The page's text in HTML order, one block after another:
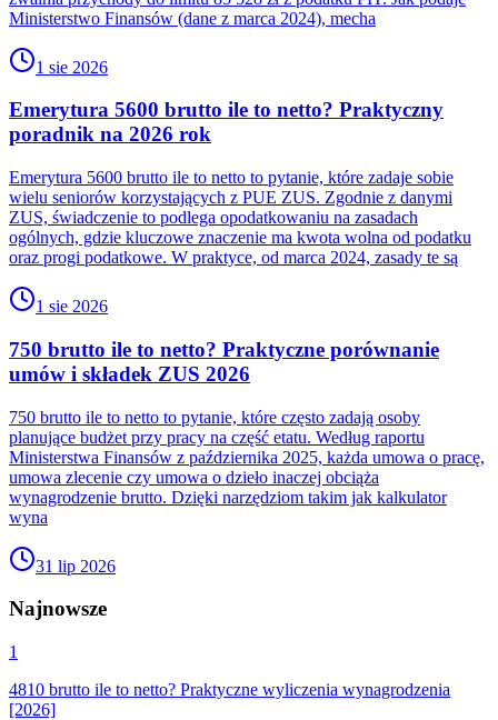
Ministerstwo Finansów (dane z marca 2024), mecha
1 sie 2026
Emerytura 5600 brutto ile to netto? Praktyczny
poradnik na 2026 rok
Emerytura 5600 brutto ile to netto to pytanie, które zadaje sobie
wielu seniorów korzystających z PUE ZUS. Zgodnie z danymi
ZUS, świadczenie to podlega opodatkowaniu na zasadach
ogólnych, gdzie kluczowe znaczenie ma kwota wolna od podatku
oraz progi podatkowe. W praktyce, od marca 2024, zasady te są
1 sie 2026
750 brutto ile to netto? Praktyczne porównanie
umów i składek ZUS 2026
750 brutto ile to netto to pytanie, które często zadają osoby
planujące budżet przy pracy na część etatu. Według raportu
Ministerstwa Finansów z października 2025, każda umowa o pracę,
umowa zlecenie czy umowa o dzieło inaczej obciąża
wynagrodzenie brutto. Dzięki narzędziom takim jak kalkulator
wyna
31 lip 2026
Najnowsze
1
4810 brutto ile to netto? Praktyczne wyliczenia wynagrodzenia
[2026]